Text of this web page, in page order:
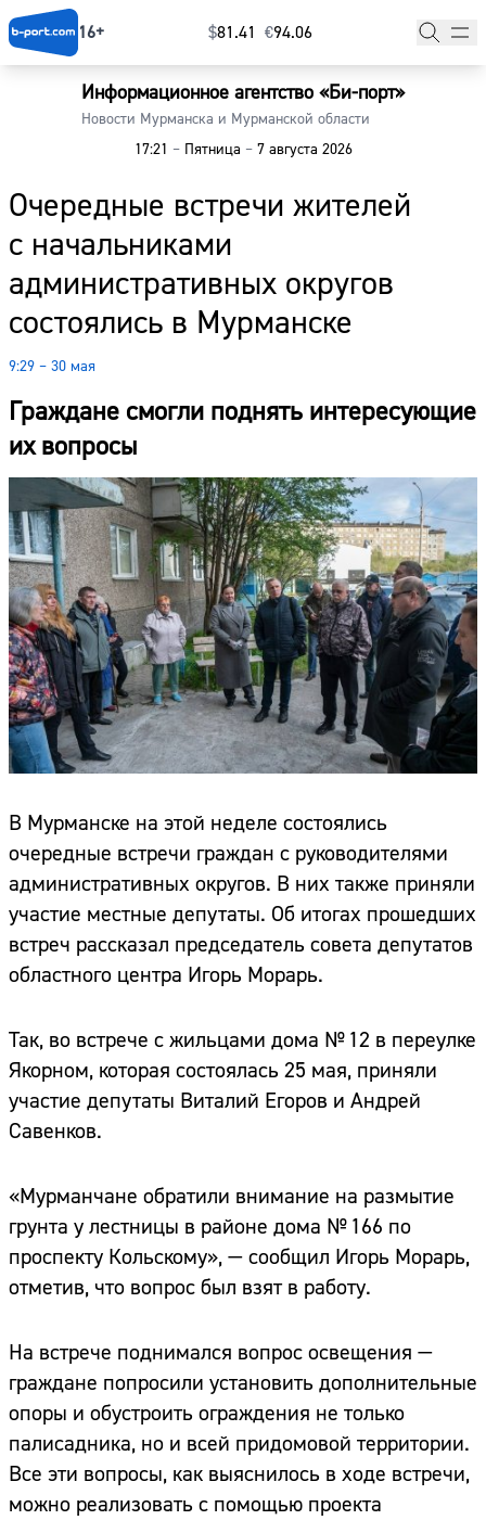
16+ $⁠81.41 €⁠94.06
Информационное агентство «Би-порт»
Новости Мурманска и Мурманской области
17:21 –Пятница –7 августа 2026
Очередные встречи жителей
с начальниками
административных округов
состоялись в Мурманске
9:29 – 30 мая
Граждане смогли поднять интересующие
их вопросы
В Мурманске на этой неделе состоялись
очередные встречи граждан с руководителями
административных округов. В них также приняли
участие местные депутаты. Об итогах прошедших
встреч рассказал председатель совета депутатов
областного центра Игорь Морарь.
Так, во встрече с жильцами дома № 12 в переулке
Якорном, которая состоялась 25 мая, приняли
участие депутаты Виталий Егоров и Андрей
Савенков.
«Мурманчане обратили внимание на размытие
грунта у лестницы в районе дома № 166 по
проспекту Кольскому», — сообщил Игорь Морарь,
отметив, что вопрос был взят в работу.
На встрече поднимался вопрос освещения —
граждане попросили установить дополнительные
опоры и обустроить ограждения не только
палисадника, но и всей придомовой территории.
Все эти вопросы, как выяснилось в ходе встречи,
можно реализовать с помощью проекта
Главная
Наши гости
Фоторепортажи
Погода
Курсы валют